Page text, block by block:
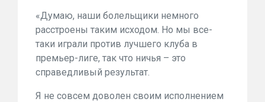
«Думаю, наши болельщики немного
расстроены таким исходом. Но мы все-
таки играли против лучшего клуба в
премьер-лиге, так что ничья – это
справедливый результат.
Я не совсем доволен своим исполнением